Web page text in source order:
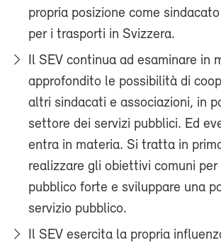
propria posizione come
per i trasporti in Svizzera.
Il SEV continua ad esaminare in
approfondito le possibilità di
altri sindacati e associazioni, in
settore dei servizi pubblici. Ed
entra in materia. Si tratta in
realizzare gli obiettivi comuni per
pubblico forte e sviluppare una
servizio pubblico.
Il SEV esercita la propria